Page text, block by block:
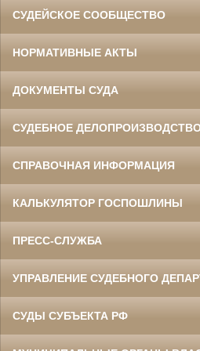
Данилов Василий Степанович
Участник Великой Отечественной войны
Председатель Белгородского
в период с 1960 по 1973 гг.
СУДЕЙСКОЕ СООБЩЕСТВО
НОРМАТИВНЫЕ АКТЫ
ДОКУМЕНТЫ СУДА
СУДЕБНОЕ
СПРАВОЧНАЯ ИНФОРМАЦИЯ
КАЛЬКУЛЯТОР ГОСПОШЛИНЫ
ПРЕСС-СЛУЖБА
УПРАВЛЕНИЕ СУДЕБНОГО
СУДЫ СУБЪЕКТА РФ